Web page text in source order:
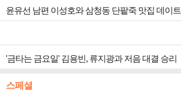
윤유선 남편 이성호와 삼청동 단팥죽 맛집 데이트
'금타는 금요일' 김용빈, 류지광과 저음 대결 승리
스페셜